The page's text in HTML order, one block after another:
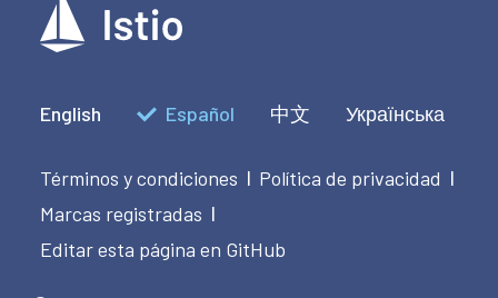
English Español 中文 Українська
Términos y condiciones | Política de privacidad |
Marcas registradas |
Editar esta página en GitHub